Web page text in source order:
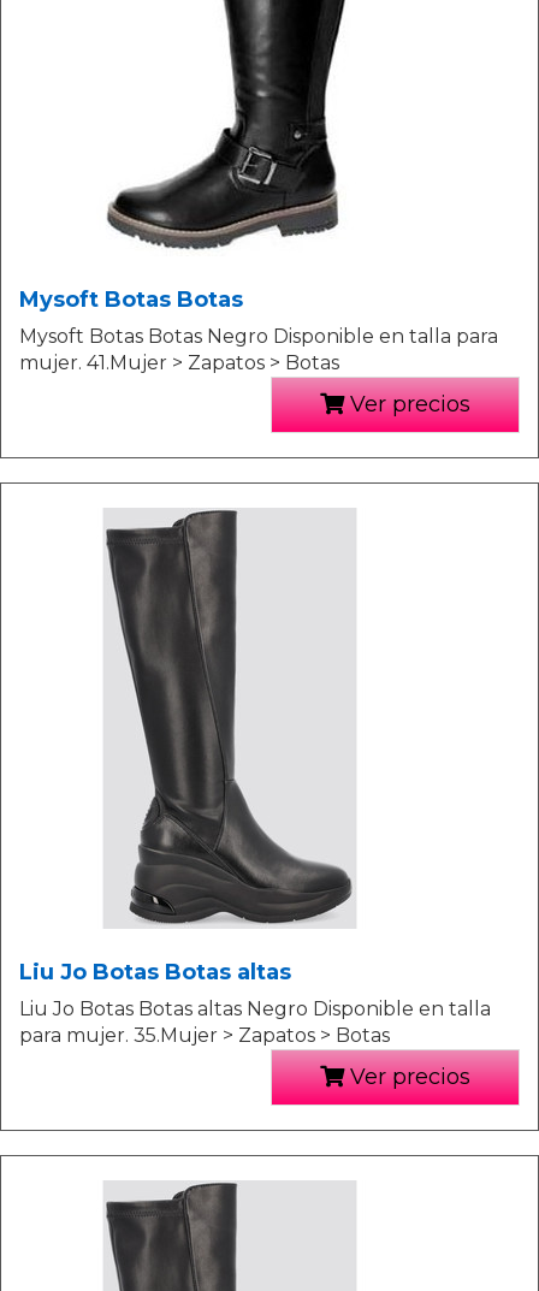
Mysoft Botas Botas
Mysoft Botas Botas Negro Disponible en talla para
mujer. 41.Mujer > Zapatos > Botas
Ver precios
Liu Jo Botas Botas altas
Liu Jo Botas Botas altas Negro Disponible en talla
para mujer. 35.Mujer > Zapatos > Botas
Ver precios